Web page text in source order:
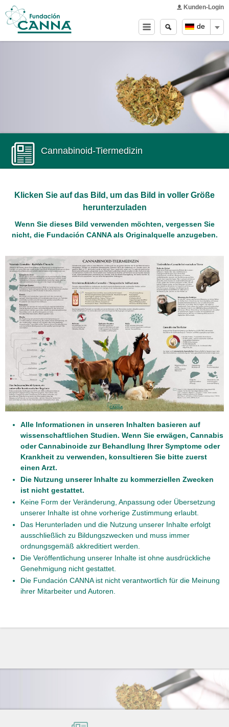
de
Kunden-Login
Main menu
Search
form
Search
Cannabinoid-Tiermedizin
Klicken Sie auf das Bild, um das Bild in voller Größe
herunterzuladen
Wenn Sie dieses Bild verwenden möchten, vergessen Sie
nicht, die Fundación CANNA als Originalquelle anzugeben.
Alle Informationen in unseren Inhalten basieren auf
wissenschaftlichen Studien. Wenn Sie erwägen, Cannabis
oder Cannabinoide zur Behandlung Ihrer Symptome oder
Krankheit zu verwenden, konsultieren Sie bitte zuerst
einen Arzt.
Die Nutzung unserer Inhalte zu kommerziellen Zwecken
ist nicht gestattet.
Keine Form der Veränderung, Anpassung oder Übersetzung
unserer Inhalte ist ohne vorherige Zustimmung erlaubt.
Das Herunterladen und die Nutzung unserer Inhalte erfolgt
ausschließlich zu Bildungszwecken und muss immer
ordnungsgemäß akkreditiert werden.
Die Veröffentlichung unserer Inhalte ist ohne ausdrückliche
Genehmigung nicht gestattet.
Die Fundación CANNA ist nicht verantwortlich für die Meinung
ihrer Mitarbeiter und Autoren.